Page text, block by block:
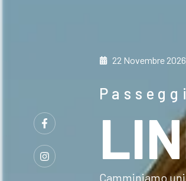
22 Novembre 2026
Camminiamo